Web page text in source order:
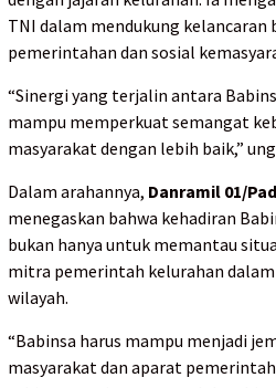
TNI dalam mendukung kelancaran
pemerintahan dan sosial
“Sinergi yang terjalin antara
mampu memperkuat semangat
masyarakat dengan lebih baik,”
Dalam arahannya, Danramil 01/
menegaskan bahwa kehadiran
bukan hanya untuk memantau
mitra pemerintah kelurahan
wilayah.
“Babinsa harus mampu menjadi
masyarakat dan aparat